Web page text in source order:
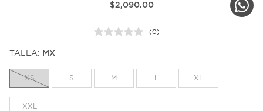
$2,090.00
Sin
la
misma
(0)
TALLA: MX
XS S M XL
XXL